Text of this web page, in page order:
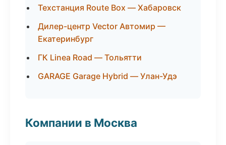
Техстанция Route Box — Хабаровск
Дилер-центр Vector Автомир —
Екатеринбург
ГК Linea Road — Тольятти
GARAGE Garage Hybrid — Улан-Удэ
Компании в Москва